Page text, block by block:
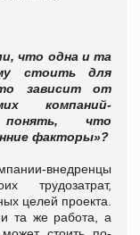
что одна и та
стоить для
зависит от
компаний-
что
факторы»?
внедренцы
трудозатрат,
целей проекта.
и та же работа, а